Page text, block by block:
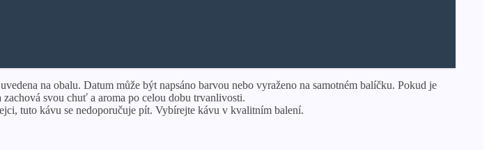
na obalu. Datum může být napsáno barvou nebo vyraženo na samotném balíčku. Pokud je
svou chuť a aroma po celou dobu trvanlivosti.
tuto kávu se nedoporučuje pít. Vybírejte kávu v kvalitním balení.